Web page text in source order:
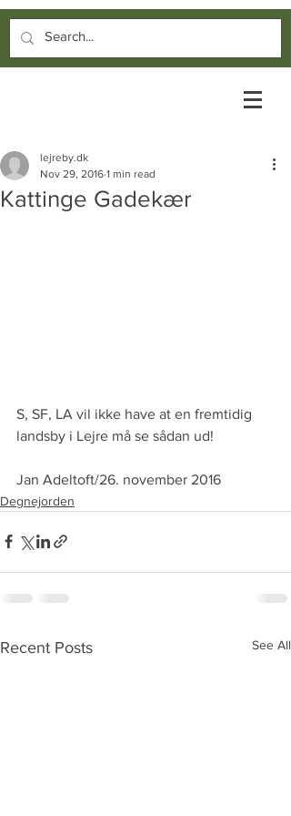
Kattinge Gadekær
lejreby.dk
Nov 29, 2016 1 min read
S, SF, LA vil ikke have at en fremtidig
landsby i Lejre må se sådan ud!
Jan Adeltoft/26. november 2016
Degnejorden
Recent Posts See All